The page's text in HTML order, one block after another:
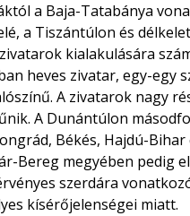
a Baja-Tatabánya
a Tiszántúlon és
kialakulására
heves zivatar, egy-egy
A zivatarok nagy
A Dunántúlon
Békés, Hajdú-Bihar
Bereg megyében pedig
szerdára
kísérőjelenségei miatt.